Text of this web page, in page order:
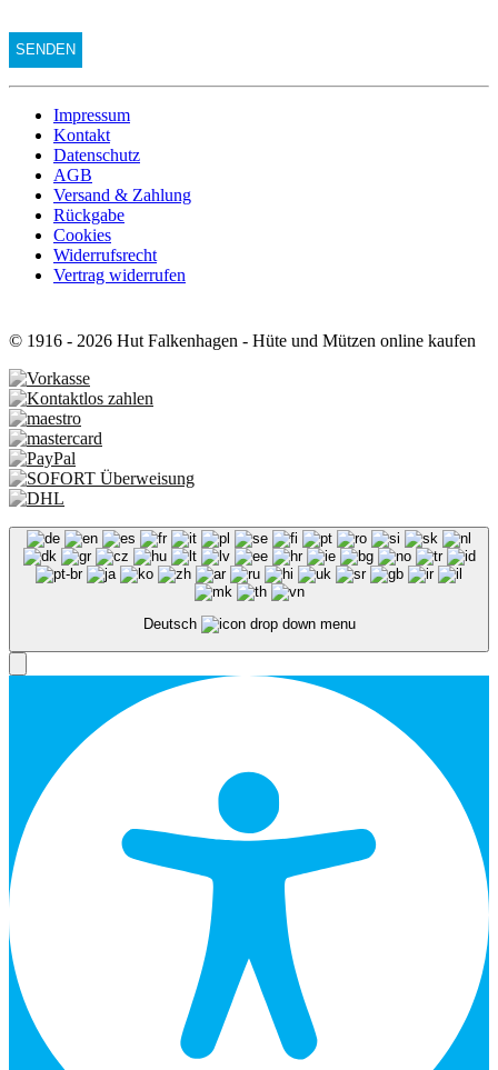
Impressum
Kontakt
Datenschutz
AGB
Versand & Zahlung
Rückgabe
Cookies
Widerrufsrecht
Vertrag widerrufen
© 1916 - 2026 Hut Falkenhagen - Hüte und Mützen online kaufen
Deutsch